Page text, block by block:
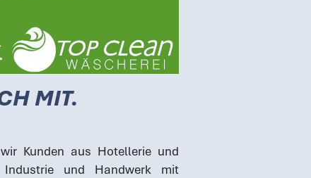
MIT.
Kunden aus Hotellerie und
Industrie und Handwerk mit